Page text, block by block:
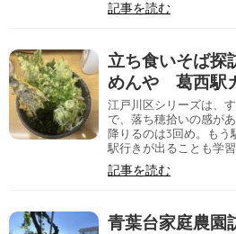
記事を読む
立ち食いそば探
めんや 葛西駅
江戸川区シリーズは、
で、落ち穂拾いの感が
降りるのは3回め。もう
駅行きが出ることも学
記事を読む
青葉台家庭農園